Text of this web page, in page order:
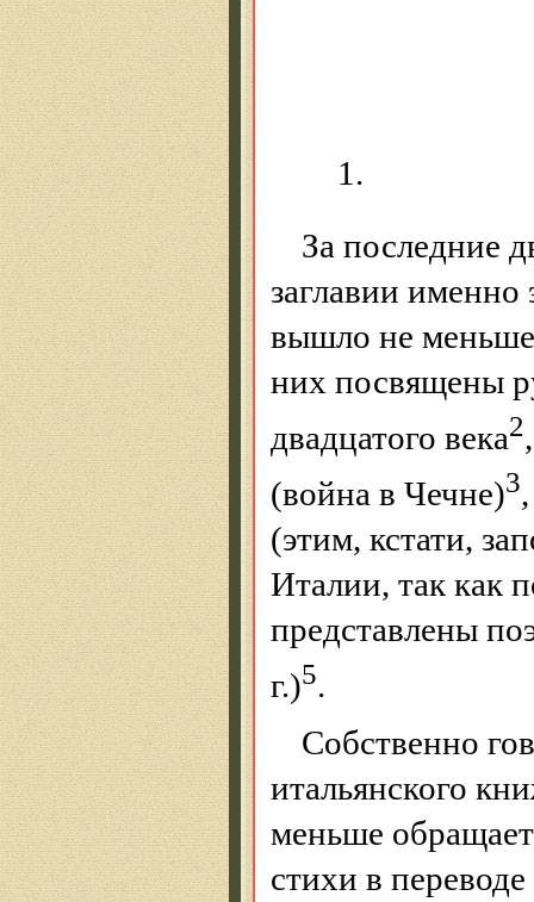
1.
За последние
заглавии
вышло не меньше
них посвящены
двадцатого века2
(война в Чечне)3
(этим, кстати,
Италии, так как
представлены
г.)5.
Собственно
итальянского
меньше
стихи в